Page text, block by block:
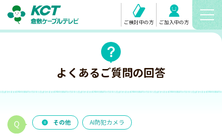
ご検討中の方 ご加入中の方
よくあるご質問の回答
その他 AI防犯カメラ